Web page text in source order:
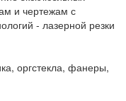
и чертежам с
- лазерной резки
оргстекла, фанеры,